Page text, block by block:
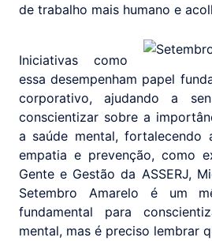
de trabalho mais humano e
Iniciativas como
essa desempenham papel
corporativo, ajudando a
conscientizar sobre a
a saúde mental, fortalecendo
empatia e prevenção, como
Gente e Gestão da ASSERJ,
Setembro Amarelo é um
fundamental para
mental, mas é preciso lembrar